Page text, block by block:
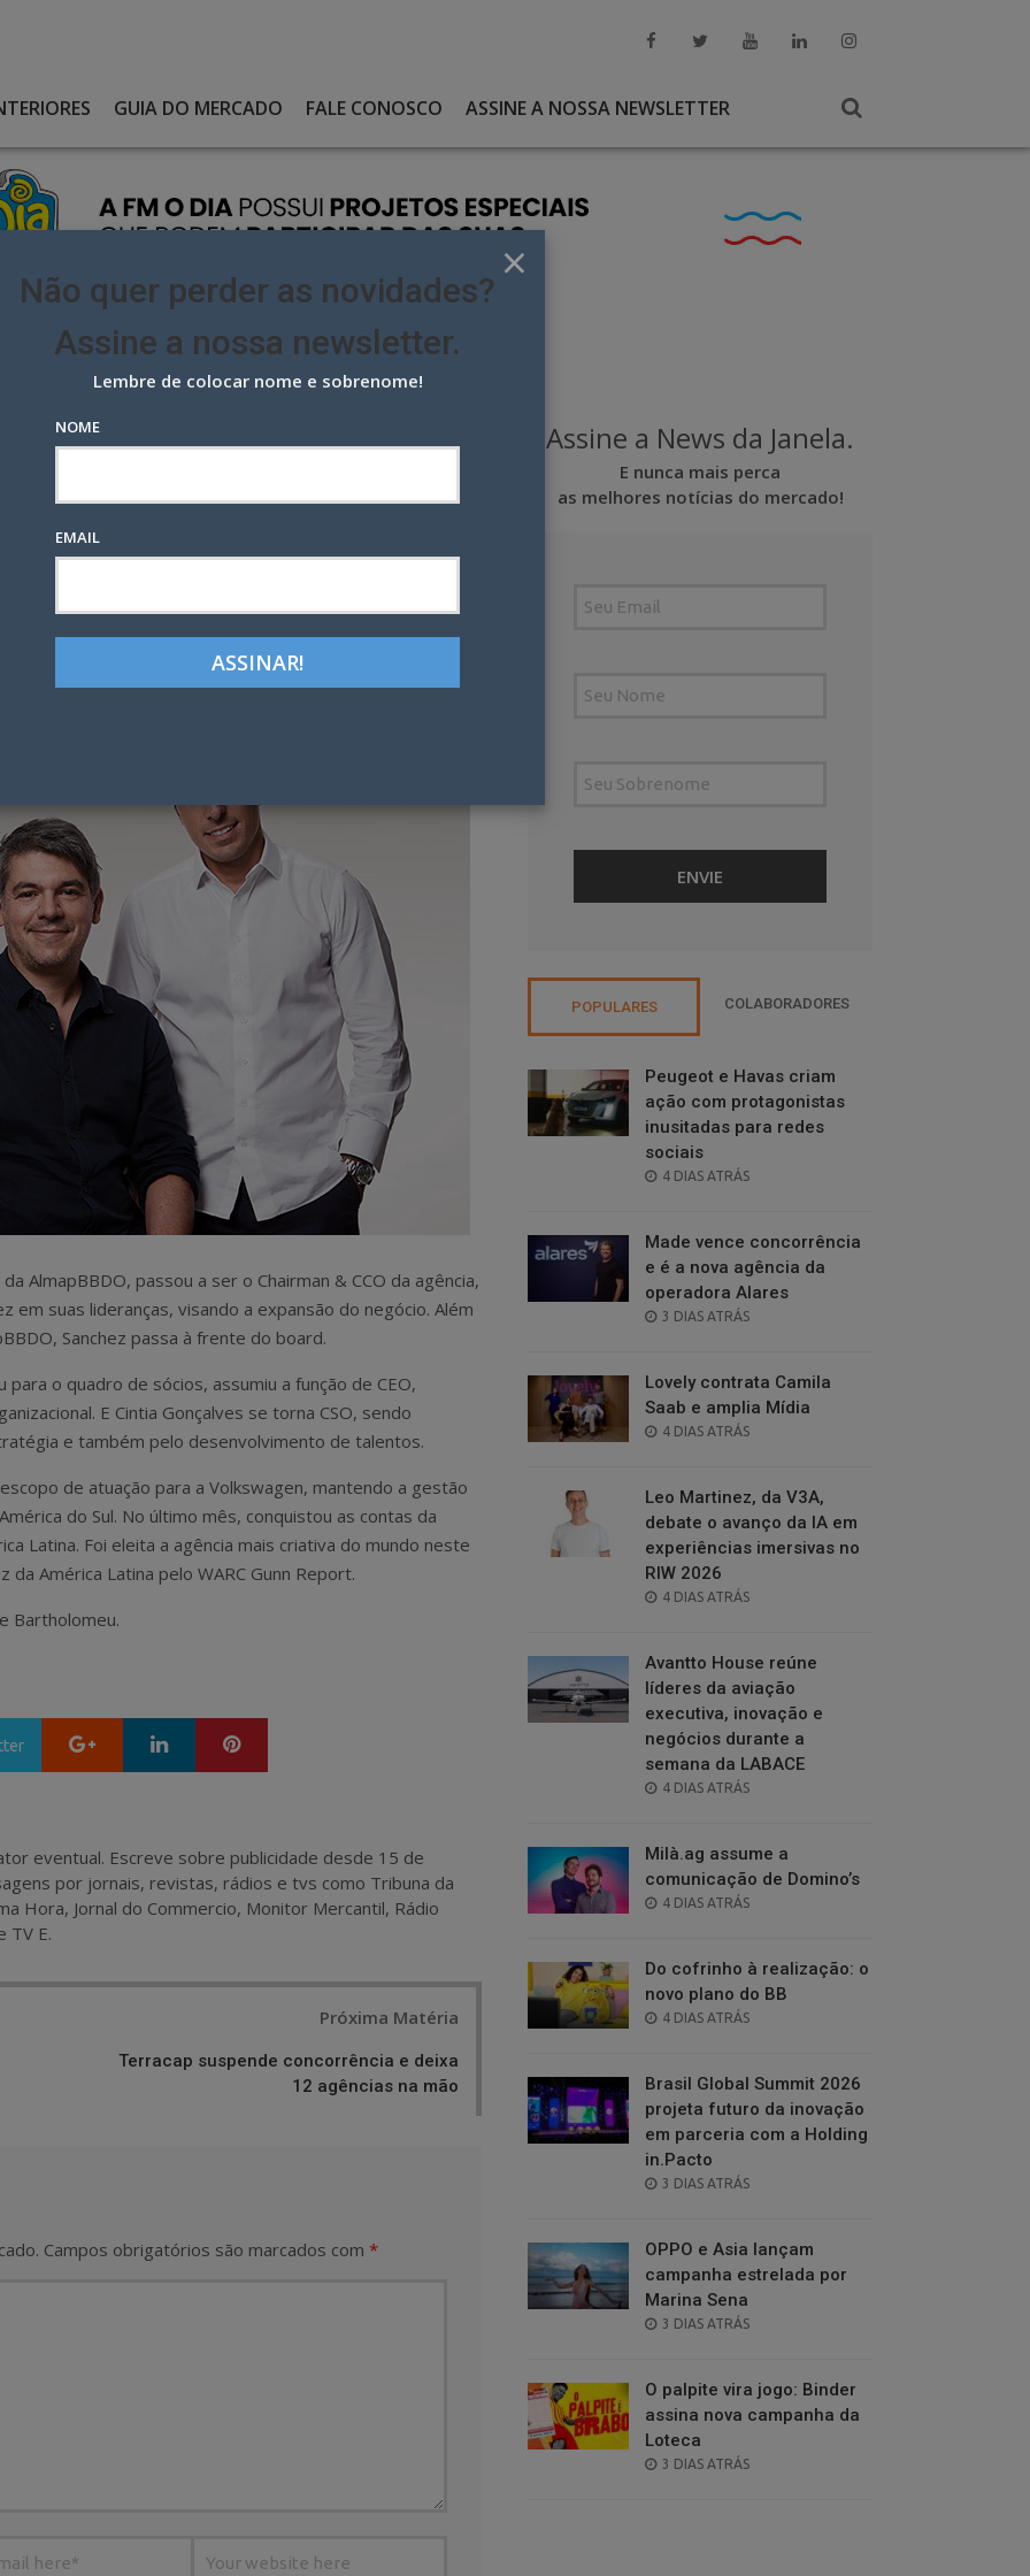
GUIA DO MERCADO FALE CONOSCO ASSINE A NOSSA NEWSLETTER
QUADRO DE LIDERANÇAS
quadro de lideranças
Google+ LinkedIn Pinterest
AlmapBBDO, passou a ser o Chairman & CCO da agência,
suas lideranças, visando a expansão do negócio. Além
Sanchez passa à frente do board.
o quadro de sócios, assumiu a função de CEO,
E Cintia Gonçalves se torna CSO, sendo
e também pelo desenvolvimento de talentos.
de atuação para a Volkswagen, mantendo a gestão
do Sul. No último mês, conquistou as contas da
Latina. Foi eleita a agência mais criativa do mundo neste
América Latina pelo WARC Gunn Report.
Bartholomeu.
Google+ LinkedIn
eventual. Escreve sobre publicidade desde 15 de
por jornais, revistas, rádios e tvs como Tribuna da
Hora, Jornal do Commercio, Monitor Mercantil, Rádio
TV E.
Próxima Matéria
Terracap suspende concorrência e deixa
12 agências na mão
Campos obrigatórios são marcados com *
Assine a News da Janela.
E nunca mais perca
as melhores notícias do mercado!
POPULARES COLABORADORES
Peugeot e Havas criam
ação com protagonistas
inusitadas para redes
sociais
POSTED
4 DIAS ATRÁS
Made vence concorrência
e é a nova agência da
operadora Alares
POSTED
3 DIAS ATRÁS
Lovely contrata Camila
Saab e amplia Mídia
POSTED
4 DIAS ATRÁS
Leo Martinez, da V3A,
debate o avanço da IA em
experiências imersivas no
RIW 2026
POSTED
4 DIAS ATRÁS
Avantto House reúne
líderes da aviação
executiva, inovação e
negócios durante a
semana da LABACE
POSTED
4 DIAS ATRÁS
Milà.ag assume a
comunicação de Domino’s
POSTED
4 DIAS ATRÁS
Do cofrinho à realização: o
novo plano do BB
POSTED
4 DIAS ATRÁS
Brasil Global Summit 2026
projeta futuro da inovação
em parceria com a Holding
in.Pacto
POSTED
3 DIAS ATRÁS
OPPO e Asia lançam
campanha estrelada por
Marina Sena
POSTED
3 DIAS ATRÁS
O palpite vira jogo: Binder
assina nova campanha da
Loteca
POSTED
3 DIAS ATRÁS
×
Não quer perder as novidades?
Assine a nossa newsletter.
Lembre de colocar nome e sobrenome!
NOME
EMAIL